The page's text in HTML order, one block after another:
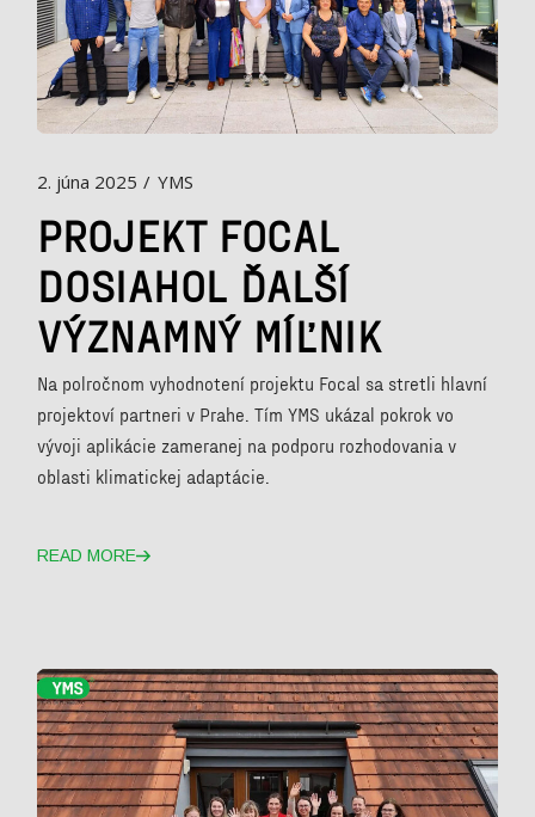
2. júna 2025 YMS
PROJEKT FOCAL
DOSIAHOL ĎALŠÍ
VÝZNAMNÝ MÍĽNIK
Na polročnom vyhodnotení projektu Focal sa stretli hlavní
projektoví partneri v Prahe. Tím YMS ukázal pokrok vo
vývoji aplikácie zameranej na podporu rozhodovania v
oblasti klimatickej adaptácie.
READ MORE